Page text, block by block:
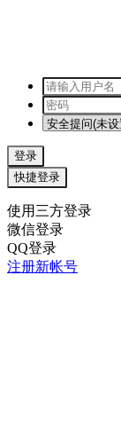
登录
快捷登录
使用三方登录
微信登录
QQ登录
注册新帐号